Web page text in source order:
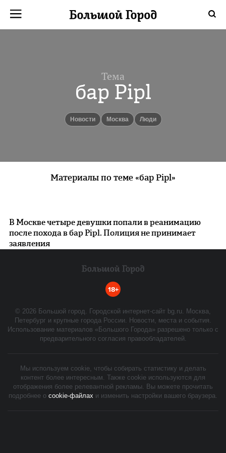
Тема
бар Pipl
новости Москва люди
Материалы по теме «бар Pipl»
В Москве четыре девушки попали в реанимацию
после похода в бар Pipl. Полиция не принимает
заявления
18+
© 2026 Большой город. Городской интернет-сайт bg.ru. Москва,
Петербург и крупные города России. Новости, места и события.
Использование материалов «Большого Города» разрешено только с
предварительного согласия правообладателей.
Мы используем cookie, чтобы собирать статистику и делать
контент более интересным. Также cookie используются для
отображения более релевантной рекламы. Вы можете прочитать
подробнее о cookie-файлах и изменить настройки вашего браузера.